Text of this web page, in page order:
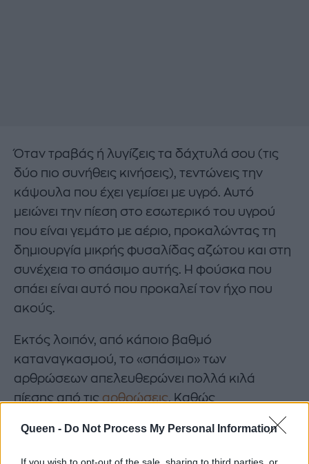
Queen - Do Not Process My Personal Information
If you wish to opt-out of the sale, sharing to third parties, or
Όταν τραβάς ή λυγίζεις τα δάχτυλά σου (τις
δύο πιο συνήθεις κινήσεις), τεντώνεις την
κάψουλα που έχει γεμίσει με υγρό. Αυτό
μειώνει την πίεση στο εσωτερικό του υγρού
που είναι γεμάτο με αέριο, προκαλώντας τη
δημιουργία μικρής φυσαλίδας αζώτου και στη
συνέχεια το σπάσιμο αυτής. Η φούσκα που
σπάει είναι αυτό που προκαλεί τον ήχο που
ακούς.
Εκτός λοιπόν, από κάποιο βαθμό
καταναγκασμού, το «σπάσιμο» των
αρθρώσεων απελευθερώνει πολλά κιλά
πίεσης από τις αρθρώσεις . Καθώς
χρησιμοποιείς τα χέρια σου όλη την ημέρα και
οι μύες σφίγγουν, οι αρθρώσεις καταλήγουν